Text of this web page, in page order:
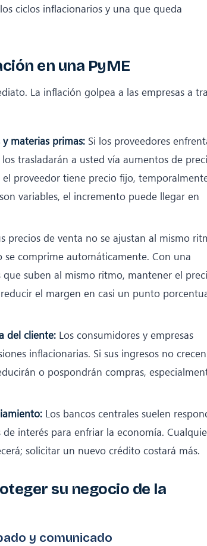
ciclos inflacionarios y una que queda
en una PyME
La inflación golpea a las empresas a
materias primas: Si los proveedores
trasladarán a usted vía aumentos de
el proveedor tiene precio fijo,
variables, el incremento puede llegar en
precios de venta no se ajustan al mismo
comprime automáticamente. Con una
suben al mismo ritmo, mantener el
el margen en casi un punto
del cliente: Los consumidores y empresas
inflacionarias. Si sus ingresos no
o pospondrán compras,
Los bancos centrales suelen
interés para enfriar la economía.
solicitar un nuevo crédito costará más.
su negocio de la
y comunicado